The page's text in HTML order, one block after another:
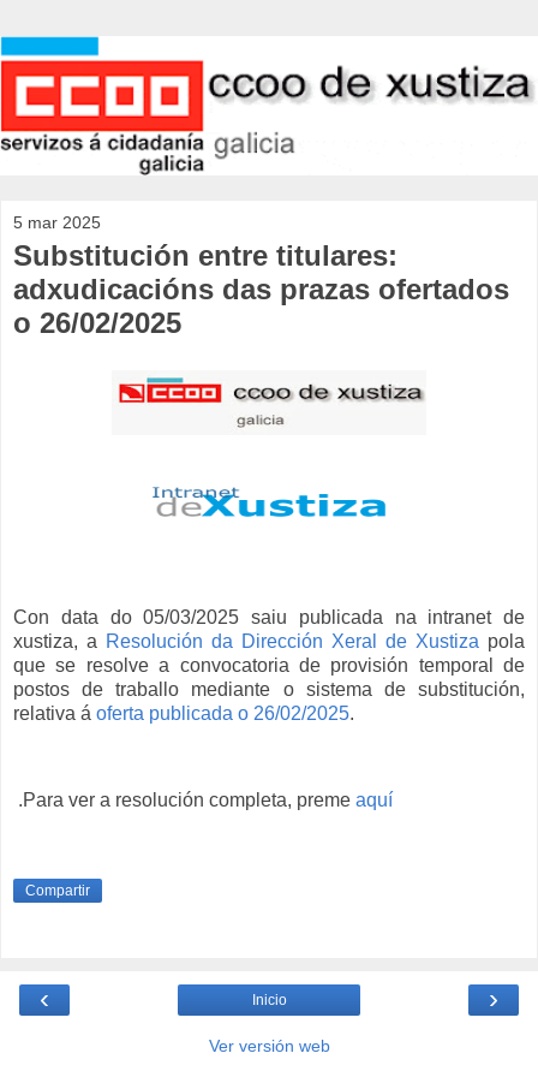
5 mar 2025
Substitución entre titulares:
adxudicacións das prazas ofertados
o 26/02/2025
Con data do 05/03/2025 saiu publicada na intranet de
xustiza, a Resolución da Dirección Xeral de Xustiza pola
que se resolve a convocatoria de provisión temporal de
postos de traballo mediante o sistema de substitución,
relativa á oferta publicada o 26/02/2025.
.Para ver a resolución completa, preme aquí
Compartir
‹ ›
Inicio
Ver versión web